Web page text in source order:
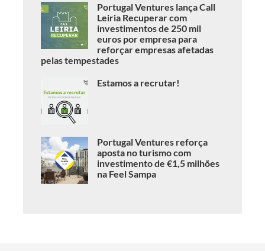
Portugal Ventures lança Call
Leiria Recuperar com
investimentos de 250 mil
euros por empresa para
reforçar empresas afetadas
pelas tempestades
Estamos a recrutar!
Portugal Ventures reforça
aposta no turismo com
investimento de €1,5 milhões
na Feel Sampa